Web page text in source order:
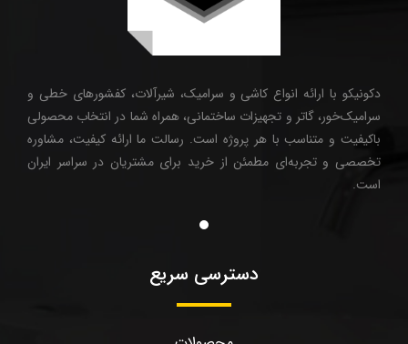
دکونیکو با ارائه انواع کاشی و سرامیک، شیرآلات، کفشورهای خطی و
سرامیک‌خور، گاتر و تجهیزات ساختمانی، همراه شما در انتخاب محصولی
باکیفیت و متناسب با هر پروژه است. رسالت ما ارائه کیفیت، مشاوره
تخصصی و تجربه‌ای مطمئن از خرید برای مشتریان در سراسر ایران
است.
دسترسی سریع